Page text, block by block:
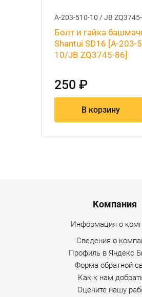
A-203-510-10 / JB
Болт и гайка
Shantui SD16 [A-203-
10/JB ZQ3745-86]
250 ₽
В корзину
Компания
Информация о
Сведения о
Профиль в Яндекс
Форма обратной
Как к нам
Оцените нашу